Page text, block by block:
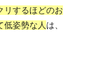
リするほどのお
低姿勢な人 は、